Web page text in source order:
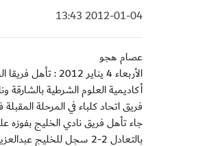
2012-01-04 13:43
عصام هجو
الأربعاء 4
أكاديمية العلوم الشرطية
فريق اتحاد كلباء في المرحلة